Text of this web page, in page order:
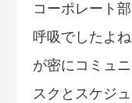
コーポレート
呼吸でしたよ
が密にコミュ
スクとスケジ